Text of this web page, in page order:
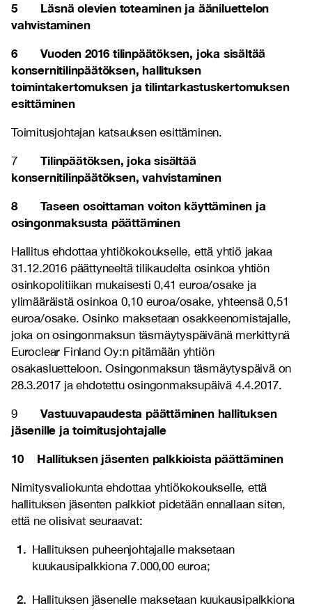
5 Läsnä olevien toteaminen ja ääniluettelon
vahvistaminen
6 Vuoden 2016 tilinpäätöksen, joka sisältää
konsernitilinpäätöksen, hallituksen
toimintakertomuksen ja tilintarkastuskertomuksen
esittäminen
Toimitusjohtajan katsauksen esittäminen.
7
Tilinpäätöksen, joka sisältää
konsernitilinpäätöksen, vahvistaminen
8 Taseen osoittaman voiton käyttäminen ja
osingonmaksusta päättäminen
Hallitus ehdottaa yhtiökokoukselle, että yhtiö jakaa
31.12.2016 päättyneeltä tilikaudelta osinkoa yhtiön
osinkopolitiikan mukaisesti 0,41 euroa/osake ja
ylimääräistä osinkoa 0,10 euroa/osake, yhteensä 0,51
euroa/osake. Osinko maksetaan osakkeenomistajalle,
joka on osingonmaksun täsmäytyspäivänä merkittynä
Euroclear Finland Oy:n pitämään yhtiön
osakasluetteloon. Osingonmaksun täsmäytyspäivä on
28.3.2017 ja ehdotettu osingonmaksupäivä 4.4.2017.
9Vastuuvapaudesta päättäminen hallituksen
jäsenille ja toimitusjohtajalle
10 Hallituksen jäsenten palkkioista päättäminen
Nimitysvaliokunta ehdottaa yhtiökokoukselle, että
hallituksen jäsenten palkkiot pidetään ennallaan siten,
että ne olisivat seuraavat:
Hallituksen puheenjohtajalle maksetaan
kuukausipalkkiona 7.000,00 euroa;
Hallituksen jäsenelle maksetaan kuukausipalkkiona